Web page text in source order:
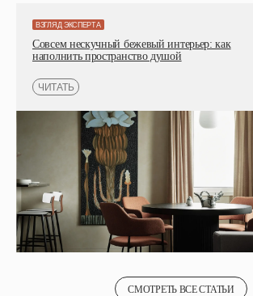
Совсем нескучный бежевый интерьер: как
наполнить пространство душой
ВЗГЛЯД ЭКСПЕРТА
СМОТРЕТЬ ВСЕ СТАТЬИ